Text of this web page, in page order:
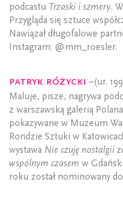
podcastu Trzaski i szmery.
Przygląda się sztuce
Nawiązał długofalowe
Instagram: @mm_roesler.
Patryk Różycki –(ur.
Maluje, pisze, nagrywa
z warszawską galerią
pokazywane w Muzeum
Rondzie Sztuki w
wystawa Nie czuję nostalgii
wspólnym czasem w
roku został nominowany